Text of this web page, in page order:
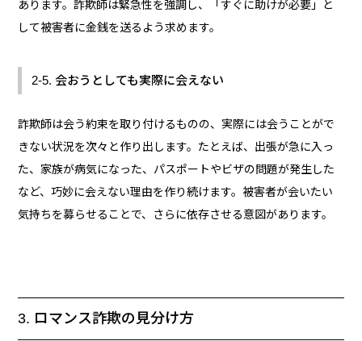
あります。詐欺師は緊急性を強調し、「すぐに助けが必要」と
して被害者に金銭を送るよう求めます。
2-5. 会おうとしても実際に会えない
詐欺師は会う約束を取り付けるものの、実際には会うことがで
きない状況を次々と作り出します。たとえば、出張が急に入っ
た、家族が病気になった、パスポートやビザの問題が発生した
など、巧妙に会えない理由を作り続けます。被害者が会いたい
気持ちを募らせることで、さらに依存させる意図があります。
3. ロマンス詐欺の見分け方